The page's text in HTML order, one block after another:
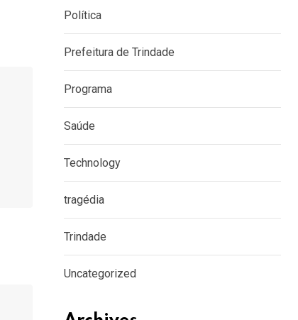
Política
Prefeitura de Trindade
Programa
Saúde
Technology
tragédia
Trindade
Uncategorized